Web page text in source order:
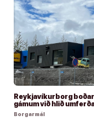
Reykjavíkurborg
gámum við hlið
Borgarmál